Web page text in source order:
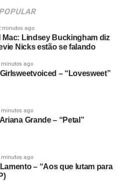
minutos ago
Mac: Lindsey Buckingham diz
Nicks estão se falando
minutos ago
– “Lovesweet”
minutos ago
Grande – “Petal”
minutos ago
– “Aos que lutam para